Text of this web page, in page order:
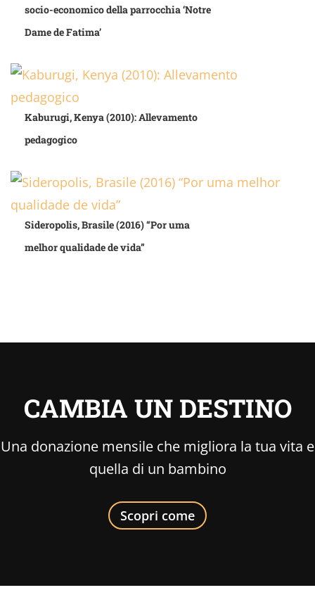
socio-economico della parrocchia ‘Notre
Dame de Fatima’
Kaburugi, Kenya (2010): Allevamento
pedagogico
Sideropolis, Brasile (2016) “Por uma
melhor qualidade de vida”
CAMBIA UN DESTINO
Una donazione mensile che migliora la tua vita e
quella di un bambino
Scopri come